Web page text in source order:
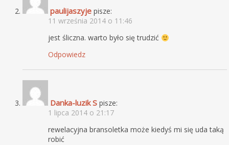
paulijaszyje pisze:
11 września 2014 o 11:46
jest śliczna. warto było się trudzić
Odpowiedz
Danka-luzik S pisze:
1 lipca 2014 o 21:17
rewelacyjna bransoletka może kiedyś mi się uda taką
robić